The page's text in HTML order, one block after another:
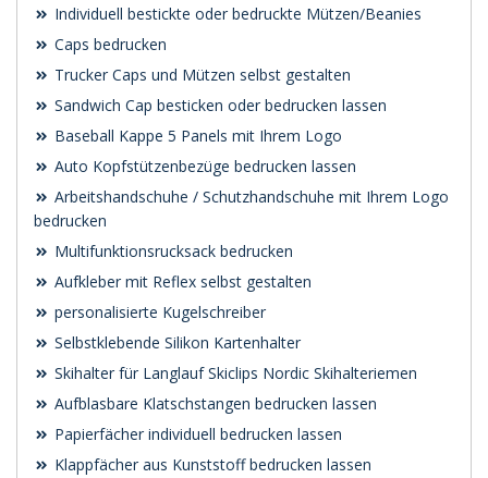
Individuell bestickte oder bedruckte Mützen/Beanies
Caps bedrucken
Trucker Caps und Mützen selbst gestalten
Sandwich Cap besticken oder bedrucken lassen
Baseball Kappe 5 Panels mit Ihrem Logo
Auto Kopfstützenbezüge bedrucken lassen
Arbeitshandschuhe / Schutzhandschuhe mit Ihrem Logo
bedrucken
Multifunktionsrucksack bedrucken
Aufkleber mit Reflex selbst gestalten
personalisierte Kugelschreiber
Selbstklebende Silikon Kartenhalter
Skihalter für Langlauf Skiclips Nordic Skihalteriemen
Aufblasbare Klatschstangen bedrucken lassen
Papierfächer individuell bedrucken lassen
Klappfächer aus Kunststoff bedrucken lassen